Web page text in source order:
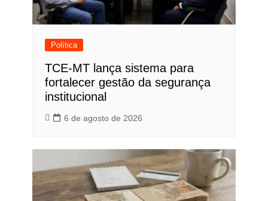
Política
TCE-MT lança sistema para
fortalecer gestão da segurança
institucional
6 de agosto de 2026